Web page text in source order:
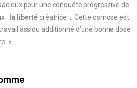
pour une conquête progressive de
: la liberté créatrice … Cette osmose est
assidu additionné d’une bonne dose
«